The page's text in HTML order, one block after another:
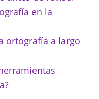
en la
ortografía a largo